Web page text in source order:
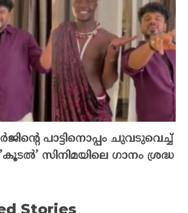
പാട്ടിനൊപ്പം ചുവടുവെച്ച്
സിനിമയിലെ ഗാനം ശ്രദ്ധ
Stories